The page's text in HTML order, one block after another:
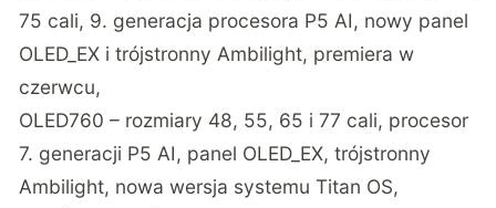
75 cali, 9. generacja procesora P5 AI, nowy panel
OLED_EX i trójstronny Ambilight, premiera w
czerwcu,
OLED760 – rozmiary 48, 55, 65 i 77 cali, procesor
7. generacji P5 AI, panel OLED_EX, trójstronny
Ambilight, nowa wersja systemu Titan OS,